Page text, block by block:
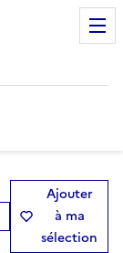
Ajouter
à ma
sélection